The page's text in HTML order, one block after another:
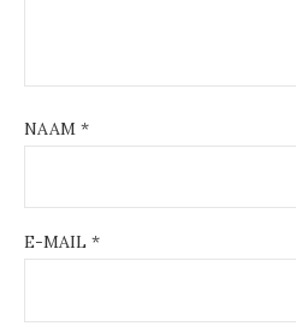
NAAM *
E-MAIL *